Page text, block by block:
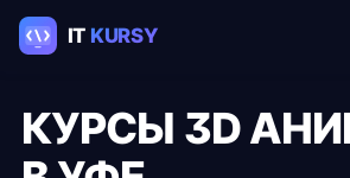
КУРСЫ 3D